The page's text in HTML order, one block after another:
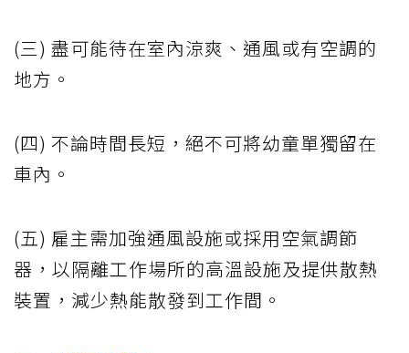
(三) 盡可能待在室內涼爽、通風或有空調的
地方。
(四) 不論時間長短，絕不可將幼童單獨留在
車內。
(五) 雇主需加強通風設施或採用空氣調節
器，以隔離工作場所的高溫設施及提供散熱
裝置，減少熱能散發到工作間。